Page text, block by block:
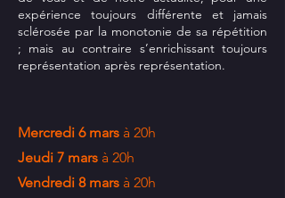
expérience toujours différente et jamais
sclérosée par la monotonie de sa répétition
; mais au contraire s’enrichissant toujours
représentation après représentation.
Mercredi 6 mars à 20h
Jeudi 7 mars à 20h
Vendredi 8 mars à 20h